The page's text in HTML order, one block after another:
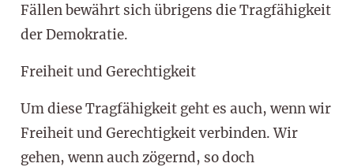
Fällen bewährt sich übrigens die Tragfähigkeit
der Demokratie.
Freiheit und Gerechtigkeit
Um diese Tragfähigkeit geht es auch, wenn wir
Freiheit und Gerechtigkeit verbinden. Wir
gehen, wenn auch zögernd, so doch